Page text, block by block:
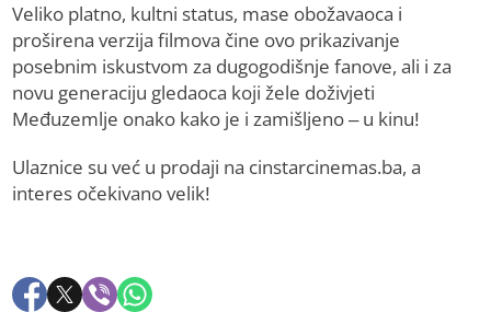
Veliko platno, kultni status, mase obožavaoca i
proširena verzija filmova čine ovo prikazivanje
posebnim iskustvom za dugogodišnje fanove, ali i za
novu generaciju gledaoca koji žele doživjeti
Međuzemlje onako kako je i zamišljeno – u kinu!
Ulaznice su već u prodaji na cinstarcinemas.ba, a
interes očekivano velik!